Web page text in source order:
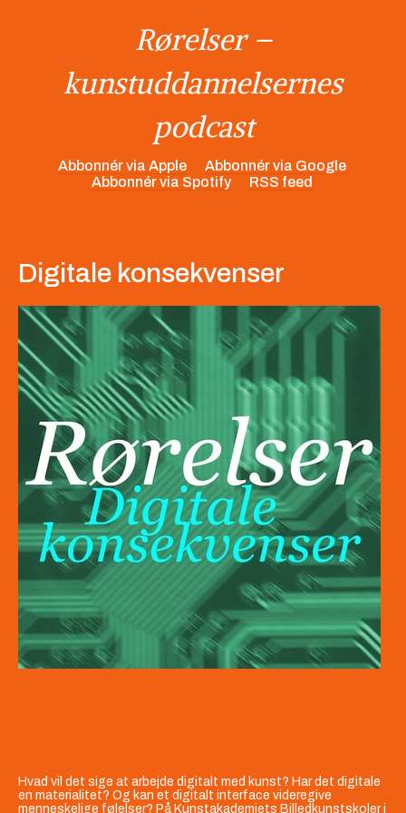
Rørelser –
kunstuddannelsernes
podcast
Abbonnér via Apple
Abbonnér via Google
Abbonnér via Spotify
RSS feed
Digitale konsekvenser
Hvad vil det sige at arbejde digitalt med kunst? Har det digitale
en materialitet? Og kan et digitalt interface videregive
menneskelige følelser? På Kunstakademiets Billedkunstskoler i